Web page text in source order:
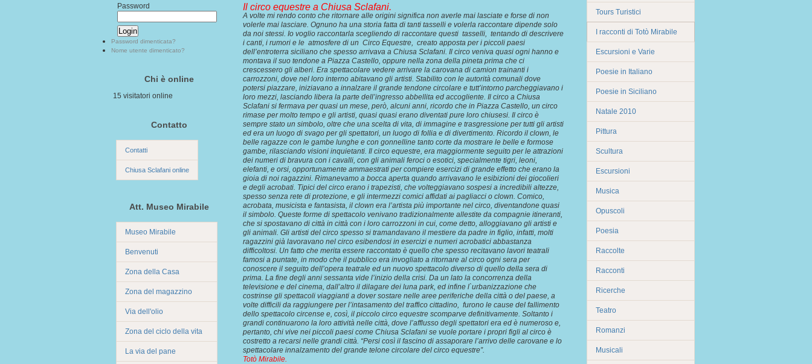
Password
Password dimenticata?
Nome utente dimenticato?
Chi è online
15 visitatori online
Contatto
Contatti
Chiusa Sclafani online
Att. Museo Mirabile
Museo Mirabile
Benvenuti
Zona della Casa
Zona del magazzino
Via dell'olio
Zona del ciclo della vita
La via del pane
Il circo equestre a Chiusa Sclafani.
A volte mi rendo conto che ritornare alle origini significa non averle mai lasciate e forse di non
volerle mai lasciare. Ognuno ha una storia fatta di tanti tasselli e volerla raccontare dipende solo
da noi stessi. Io voglio raccontarla scegliendo di raccontare questi tasselli, tentando di descrivere
i canti, i rumori e le atmosfere di un Circo Equestre, creato apposta per i piccoli paesi
dell’entroterra siciliano che spesso arrivava a Chiusa Sclafani. Il circo veniva quasi ogni hanno e
montava il suo tendone a Piazza Castello, oppure nella zona della pineta prima che ci
crescessero gli alberi. Era spettacolare vedere arrivare la carovana di camion trainanti i
carrozzoni, dove nel loro interno abitavano gli artisti. Stabilito con le autorità comunali dove
potersi piazzare, iniziavano a innalzare il grande tendone circolare e tutt’intorno parcheggiavano i
loro mezzi, lasciando libera la parte dell’ingresso abbellita ed accogliente. Il circo a Chiusa
Sclafani si fermava per quasi un mese, però, alcuni anni, ricordo che in Piazza Castello, un circo
rimase per molto tempo e gli artisti, quasi quasi erano diventati pure loro chiusesi. Il circo è
sempre stato un simbolo, oltre che una scelta di vita, di immagine e trasgressione per tutti gli artisti
ed era un luogo di svago per gli spettatori, un luogo di follia e di divertimento. Ricordo il clown, le
belle ragazze con le gambe lunghe e con gonnelline tanto corte da mostrare le belle e formose
gambe, rilasciando visioni inquietanti. Il circo equestre, era maggiormente seguito per le attrazioni
dei numeri di bravura con i cavalli, con gli animali feroci o esotici, specialmente tigri, leoni,
elefanti, e orsi, opportunamente ammaestrati per compiere esercizi di grande effetto che erano la
gioia di noi ragazzini. Rimanevamo a bocca aperta quando arrivavano le esibizioni dei giocolieri
e degli acrobati. Tipici del circo erano i trapezisti, che volteggiavano sospesi a incredibili altezze,
spesso senza rete di protezione, e gli intermezzi comici affidati ai pagliacci o clown. Comico,
acrobata, musicista e fantasista, il clown era l’artista più importante nel circo, diventandone quasi
il simbolo. Queste forme di spettacolo venivano tradizionalmente allestite da compagnie itineranti,
che si spostavano di città in città con i loro carrozzoni in cui, come detto, alloggiavano gli artisti e
gli animali. Gli artisti del circo spesso si tramandavano il mestiere da padre in figlio, infatti, molti
ragazzini già lavoravano nel circo esibendosi in esercizi e numeri acrobatici abbastanza
difficoltosi. Un fatto che merita essere raccontato è quello che spesso recitavano lavori teatrali
famosi a puntate, in modo che il pubblico era invogliato a ritornare al circo ogni sera per
conoscere il seguito dell’opera teatrale ed un nuovo spettacolo diverso di quello della sera di
prima. La fine degli anni sessanta vide l’inizio della crisi. Da un lato la concorrenza della
televisione e del cinema, dall’altro il dilagare dei luna park, ed infine l`urbanizzazione che
costrinse gli spettacoli viaggianti a dover sostare nelle aree periferiche della città o del paese, a
volte difficili da raggiungere per l’intasamento del traffico cittadino, furono le cause del fallimento
dello spettacolo circense e, così, il piccolo circo equestre scomparve definitivamente. Soltanto i
grandi continuarono la loro attività nelle città, dove l’afflusso degli spettatori era ed è numeroso e,
pertanto, chi vive nei piccoli paesi come Chiusa Sclafani se vuole portare i propri figli al circo è
costretto a recarsi nelle grandi città. “Persi così il fascino di assaporare l’arrivo delle carovane e lo
spettacolare innalzamento del grande telone circolare del circo equestre”.
Totò Mirabile.
Tours Turistici
I racconti di Totò Mirabile
Escursioni e Varie
Poesie in Italiano
Poesie in Siciliano
Natale 2010
Pittura
Scultura
Escursioni
Musica
Opuscoli
Poesia
Raccolte
Racconti
Ricerche
Teatro
Romanzi
Musicali